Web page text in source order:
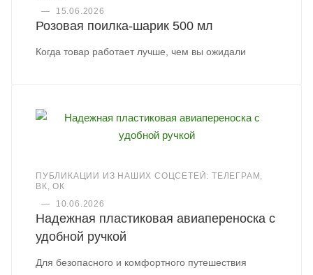
—
15.06.2026
Розовая поилка-шарик 500 мл
Когда товар работает лучше, чем вы ожидали
ПУБЛИКАЦИИ ИЗ НАШИХ СОЦСЕТЕЙ: ТЕЛЕГРАМ,
ВК, ОК
—
10.06.2026
Надежная пластиковая авиапереноска с
удобной ручкой
Для безопасного и комфортного путешествия